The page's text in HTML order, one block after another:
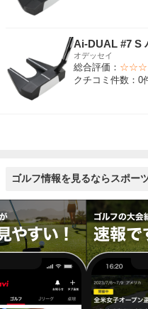
Ai-DUAL #7 S
オデッセイ
総合評価：
クチコミ件数：0
ゴルフ情報を見るならスポー